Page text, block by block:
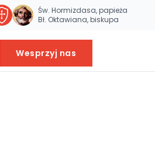
Św. Hormizdasa, papieża
Bł. Oktawiana, biskupa
Wesprzyj nas